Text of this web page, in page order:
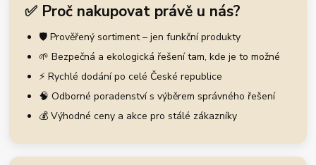
✅ Proč nakupovat právě u nás?
🛡️ Prověřený sortiment – jen funkční produkty
🌱 Bezpečná a ekologická řešení tam, kde je to možné
⚡ Rychlé dodání po celé České republice
🧠 Odborné poradenství s výběrem správného řešení
💰 Výhodné ceny a akce pro stálé zákazníky